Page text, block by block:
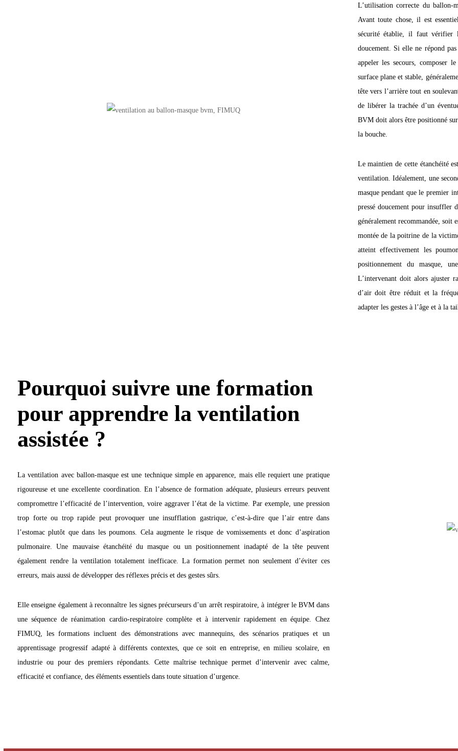
L’utilisation correcte du ballon-
Avant toute chose, il est
sécurité établie, il faut vérifier
doucement. Si elle ne répond
appeler les secours, composer
surface plane et stable,
tête vers l’arrière tout en
de libérer la trachée d’un
BVM doit alors être positionné
la bouche.
Le maintien de cette étanchéité
ventilation. Idéalement, une
masque pendant que le premier
pressé doucement pour insuffler
généralement recommandée,
montée de la poitrine de la
atteint effectivement les
positionnement du masque,
L’intervenant doit alors ajuster
d’air doit être réduit et la
adapter les gestes à l’âge et à la
Pourquoi suivre une formation
pour apprendre la ventilation
assistée ?
La ventilation avec ballon-masque est une technique simple en apparence, mais elle requiert une pratique
rigoureuse et une excellente coordination. En l’absence de formation adéquate, plusieurs erreurs peuvent
compromettre l’efficacité de l’intervention, voire aggraver l’état de la victime. Par exemple, une pression
trop forte ou trop rapide peut provoquer une insufflation gastrique, c’est-à-dire que l’air entre dans
l’estomac plutôt que dans les poumons. Cela augmente le risque de vomissements et donc d’aspiration
pulmonaire. Une mauvaise étanchéité du masque ou un positionnement inadapté de la tête peuvent
également rendre la ventilation totalement inefficace. La formation permet non seulement d’éviter ces
erreurs, mais aussi de développer des réflexes précis et des gestes sûrs.
Elle enseigne également à reconnaître les signes précurseurs d’un arrêt respiratoire, à intégrer le BVM dans
une séquence de réanimation cardio-respiratoire complète et à intervenir rapidement en équipe. Chez
FIMUQ, les formations incluent des démonstrations avec mannequins, des scénarios pratiques et un
apprentissage progressif adapté à différents contextes, que ce soit en entreprise, en milieu scolaire, en
industrie ou pour des premiers répondants. Cette maîtrise technique permet d’intervenir avec calme,
efficacité et confiance, des éléments essentiels dans toute situation d’urgence.